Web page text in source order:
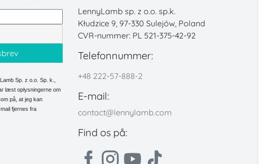
Sp. z o.o. Sp. k.,
læst oplysningerne om
på, at jeg kan
fjernes fra
LennyLamb sp. z o.o. sp.k.
Kłudzice 9, 97-330 Sulejów, Poland
CVR-nummer: PL 521-375-42-92
Telefonnummer:
+48 222-57-888-2
E-mail:
contact@lennylamb.com
Find os på: